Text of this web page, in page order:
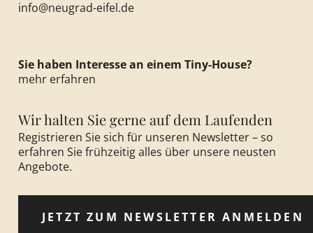
info@neugrad-eifel.de
Sie haben Interesse an einem Tiny-House?
mehr erfahren
Wir halten Sie gerne auf dem Laufenden
Registrieren Sie sich für unseren Newsletter – so
erfahren Sie frühzeitig alles über unsere neusten
Angebote.
JETZT ZUM NEWSLETTER ANMELDEN